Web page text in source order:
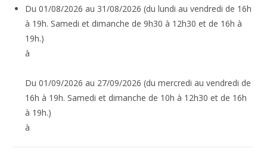
Du 01/08/2026 au 31/08/2026 (du lundi au vendredi de 16h
à 19h. Samedi et dimanche de 9h30 à 12h30 et de 16h à
19h.)
à
Du 01/09/2026 au 27/09/2026 (du mercredi au vendredi de
16h à 19h. Samedi et dimanche de 10h à 12h30 et de 16h
à 19h.)
à